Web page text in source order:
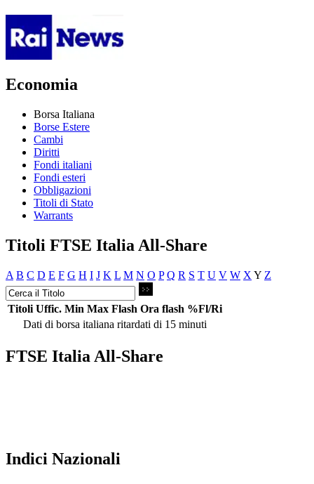
Economia
Borsa Italiana
Borse Estere
Cambi
Diritti
Fondi italiani
Fondi esteri
Obbligazioni
Titoli di Stato
Warrants
Titoli FTSE Italia All-Share
A B C D E F G H I J K L M N O P Q R S T U V W X Y Z
Titoli Uffic. Min Max Flash Ora flash %Fl/Ri
Dati di borsa italiana ritardati di 15 minuti
FTSE Italia All-Share
Indici Nazionali